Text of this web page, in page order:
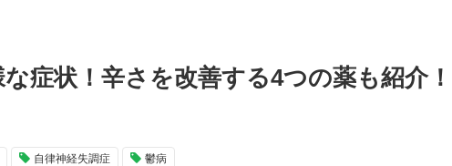
症状！辛さを改善する4つの薬も紹介！
自律神経失調症 鬱病